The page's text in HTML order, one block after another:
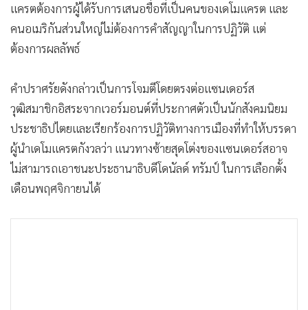
วิทยาศาสตร์
• SMEs
• อินโดจีน
• กองทุนรวม
• Celeb Online
• Factcheck
• ญี่ปุ่น
• News1
แครตต้องการผู้ได้รับการเสนอชื่อที่เป็นคนของเดโมแครต และ
คนอเมริกันส่วนใหญ่ไม่ต้องการคำสัญญาในการปฏิวัติ แต่
ต้องการผลลัพธ์
คำปราศรัยดังกล่าวเป็นการโจมตีโดยตรงต่อแซนเดอร์ส
วุฒิสมาชิกอิสระจากเวอร์มอนต์ที่ประกาศตัวเป็นนักสังคมนิยม
ประชาธิปไตยและเรียกร้องการปฏิวัติทางการเมืองที่ทำให้บรรดา
ผู้นำเดโมแครตกังวลว่า แนวทางซ้ายสุดโต่งของแซนเดอร์สอาจ
ไม่สามารถเอาชนะประธานาธิบดีโดนัลด์ ทรัมป์ ในการเลือกตั้ง
เดือนพฤศจิกายนได้